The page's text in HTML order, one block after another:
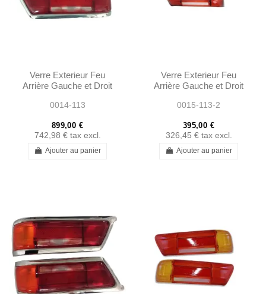
Verre Exterieur Feu
Arrière Gauche et Droit
EARLY 280SL -...
0014-113
899,00 €
742,98 € tax excl.
Ajouter au panier
Verre Exterieur Feu
Arrière Gauche et Droit
230SL 250SL EARLY
0015-113-2
395,00 €
326,45 € tax excl.
Ajouter au panier